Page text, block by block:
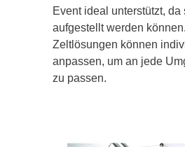
Event ideal unterstützt, da
aufgestellt werden
Zeltlösungen können
anpassen, um an jede
zu passen.